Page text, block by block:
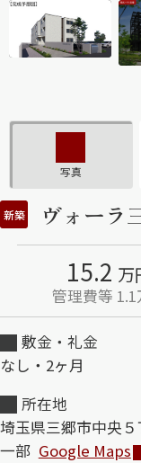
シャーメゾンとは
ルームツアー
シャーメゾンショッ
写真
新築 ヴォーラ
15.2 万
管理費等 1.1
敷金・礼金
なし・2ヶ月
所在地
埼玉県三郷市中央
一部 Google Maps